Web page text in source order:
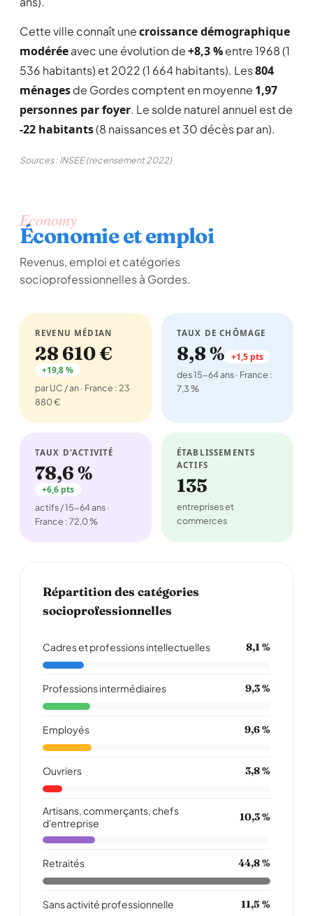
Cette ville connaît unecroissance démographique
modéréeavec une évolution de+8,3 %entre 1968 (1
536 habitants) et 2022 (1 664 habitants). Les804
ménagesde Gordes comptent en moyenne 1,97
personnes par foyer. Le solde naturel annuel est de
-22 habitants(8 naissances et 30 décès par an).
Sources : INSEE (recensement 2022)
Economy
Économie et emploi
Revenus, emploi et catégories
socioprofessionnelles à Gordes.
REVENU MÉDIAN
28 610 €
+19,8 %
par UC / an · France : 23
880 €
TAUX DE CHÔMAGE
8,8 % +1,5 pts
des 15-64 ans · France :
7,3 %
TAUX D'ACTIVITÉ
78,6 %
+6,6 pts
actifs / 15-64 ans ·
France : 72,0 %
ÉTABLISSEMENTS
ACTIFS
135
entreprises et
commerces
Répartition des catégories
socioprofessionnelles
Cadres et professions intellectuelles 8,1 %
Professions intermédiaires 9,3 %
Employés 9,6 %
Ouvriers 3,8 %
Artisans, commerçants, chefs
d'entreprise
10,3 %
Retraités 44,8 %
Sans activité professionnelle 11,5 %